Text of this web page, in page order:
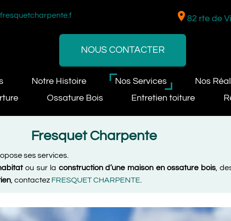
Notre Histoire Nos Services Nos
NOUS CONTACTER
82 rte de
location_on
Ossature Bois Entretien toiture
Fresquet Charpente
ses services.
ou sur la construction d’une maison en ossature bois,
, contactez FRESQUET CHARPENTE